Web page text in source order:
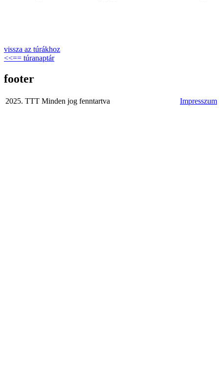
vissza az túrákhoz
<<== túranaptár
footer
2025. TTT Minden jog fenntartva Impresszum